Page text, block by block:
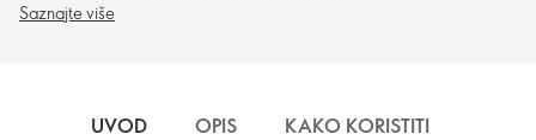
Saznajte više
UVOD OPIS KAKO KORISTITI